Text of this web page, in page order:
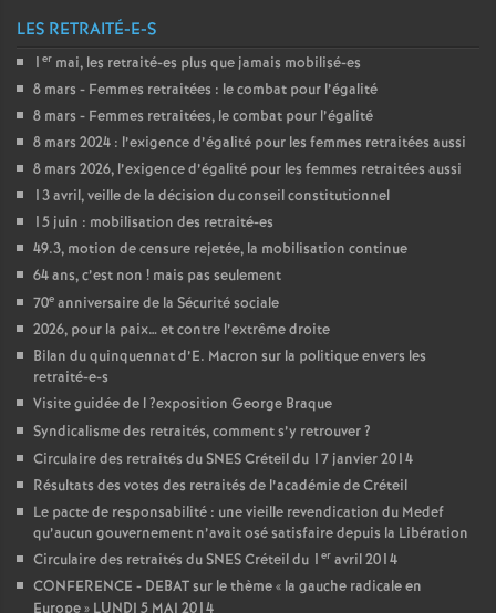
LES RETRAITÉ-E-S
1 er mai, les retraité-es plus que jamais mobilisé-es
8 mars - Femmes retraitées : le combat pour l’égalité
8 mars - Femmes retraitées, le combat pour l’égalité
8 mars 2024 : l’exigence d’égalité pour les femmes retraitées aussi
8 mars 2026, l’exigence d’égalité pour les femmes retraitées aussi
13 avril, veille de la décision du conseil constitutionnel
15 juin : mobilisation des retraité-es
49.3, motion de censure rejetée, la mobilisation continue
64 ans, c’est non ! mais pas seulement
70e anniversaire de la Sécurité sociale
2026, pour la paix… et contre l’extrême droite
Bilan du quinquennat d’E. Macron sur la politique envers les
retraité-e-s
Visite guidée de l?exposition George Braque
Syndicalisme des retraités, comment s’y retrouver?
Circulaire des retraités duSNESCréteil du 17 janvier 2014
Résultats des votes des retraités de l’académie de Créteil
Le pacte de responsabilité : une vieille revendication du Medef
qu’aucun gouvernement n’avait osé satisfaire depuis la Libération
Circulaire des retraités duSNESCréteil du 1 er avril 2014
CONFERENCE - DEBATsur le thème « la gauche radicale en